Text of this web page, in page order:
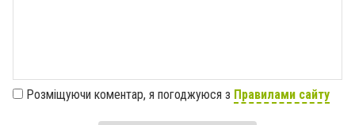
Розміщуючи коментар, я погоджуюся з Правилами сайту